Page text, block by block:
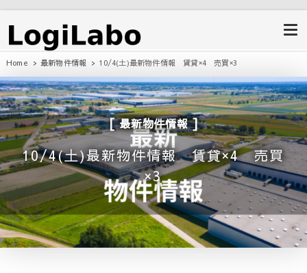
ロジラボ
動車整備工場・倉庫・事業用不動産
のポータルサイト
Home 最新物件情報 10/4(土)最新物件情報 賃貸×4 売買×3
最新物件情報
10/4(土)最新物件情報 賃貸×4 売買
×3